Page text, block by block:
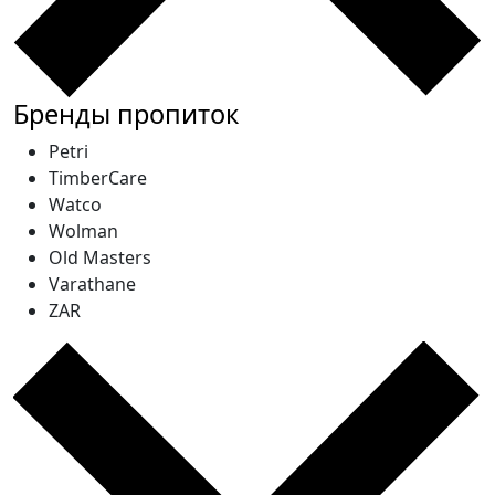
Бренды пропиток
Petri
TimberCare
Watco
Wolman
Old Masters
Varathane
ZAR